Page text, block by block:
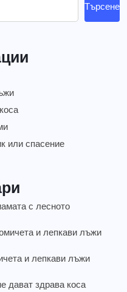
Търсене
или спасение
с лесното
и лепкави лъжи
и лепкави лъжи
дават здрава коса